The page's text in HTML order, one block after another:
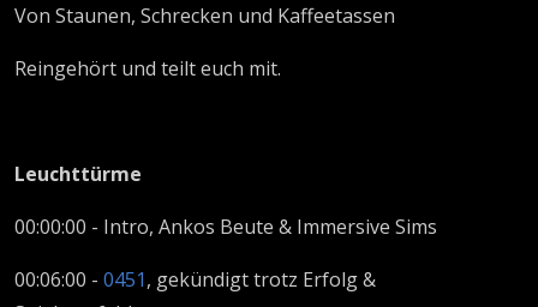
Von Staunen, Schrecken und Kaffeetassen
Reingehört und teilt euch mit.
Leuchttürme
00:00:00 - Intro, Ankos Beute & Immersive Sims
00:06:00 - 0451, gekündigt trotz Erfolg &